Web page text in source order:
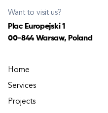
Want to visit us?
Plac Europejski 1
00-844 Warsaw, Poland
Home
Services
Projects